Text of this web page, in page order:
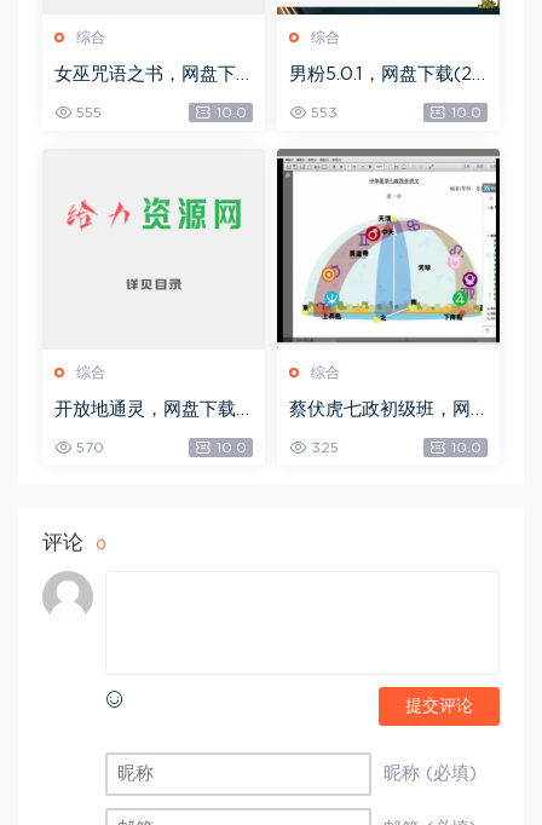
综合
女巫咒语之书，网盘下
555 10.0
综合
男粉5.0.1，网盘下载(25
553 10.0
综合
开放地通灵，网盘下载
570 10.0
综合
蔡伏虎七政初级班，网
325 10.0
评论 0
提交评论
昵称 (必填)